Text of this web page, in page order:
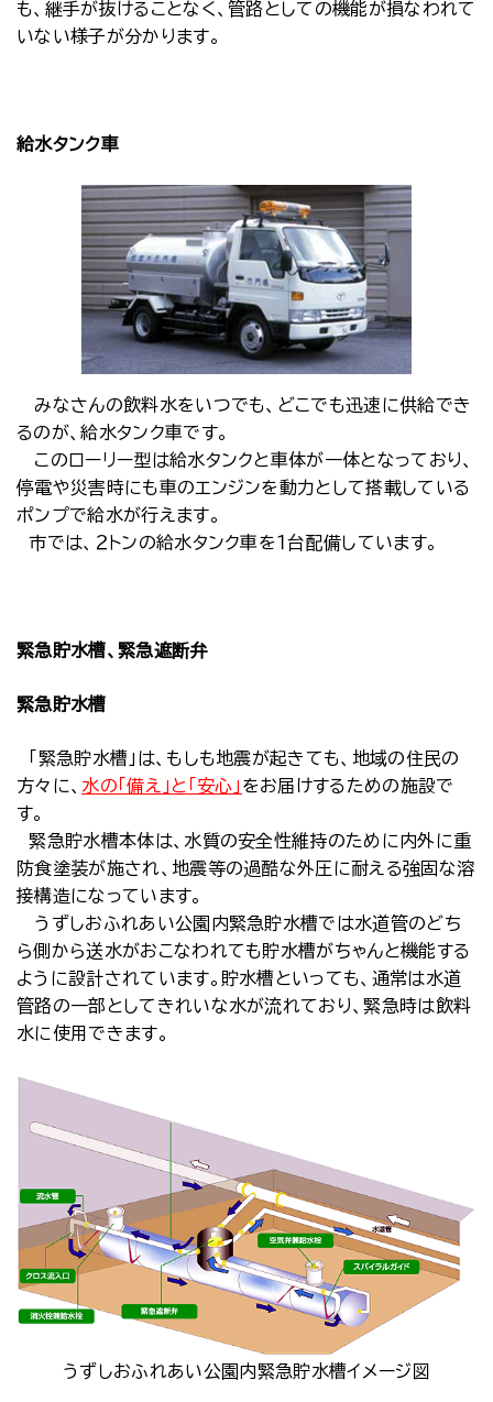
も、継手が抜けることなく、管路としての機能が損なわれて
いない様子が分かります。
給水タンク車
みなさんの飲料水をいつでも、どこでも迅速に供給でき
るのが、給水タンク車です。
このローリー型は給水タンクと車体が一体となっており、
停電や災害時にも車のエンジンを動力として搭載している
ポンプで給水が行えます。
市では、２トンの給水タンク車を１台配備しています。
緊急貯水槽、緊急遮断弁
緊急貯水槽
「緊急貯水槽」は、もしも地震が起きても、地域の住民の
方々に、 水の「備え」と「安心」 をお届けするための施設で
す。
緊急貯水槽本体は、水質の安全性維持のために内外に重
防食塗装が施され、地震等の過酷な外圧に耐える強固な溶
接構造になっています。
うずしおふれあい公園内緊急貯水槽では水道管のどち
ら側から送水がおこなわれても貯水槽がちゃんと機能する
ように設計されています。貯水槽といっても、通常は水道
管路の一部としてきれいな水が流れており、緊急時は飲料
水に使用できます。
うずしおふれあい公園内緊急貯水槽イメージ図